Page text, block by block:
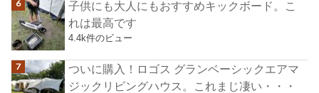
子供にも大人にもおすすめキックボード。こ
れは最高です
4.4k件のビュー
ついに購入！ロゴス グランベーシックエアマ
ジックリビングハウス。これまじ凄い・・・